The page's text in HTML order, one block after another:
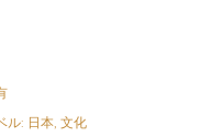
ル: 日本 文化